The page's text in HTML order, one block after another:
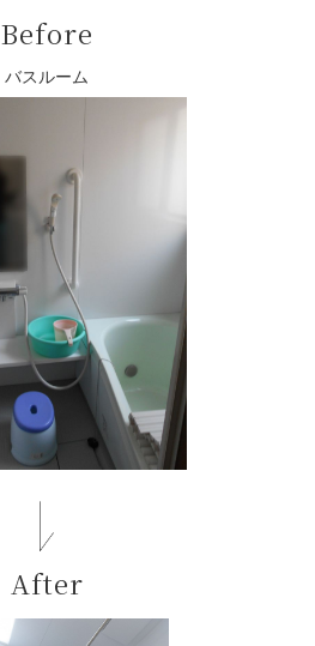
Before
バスルーム
After